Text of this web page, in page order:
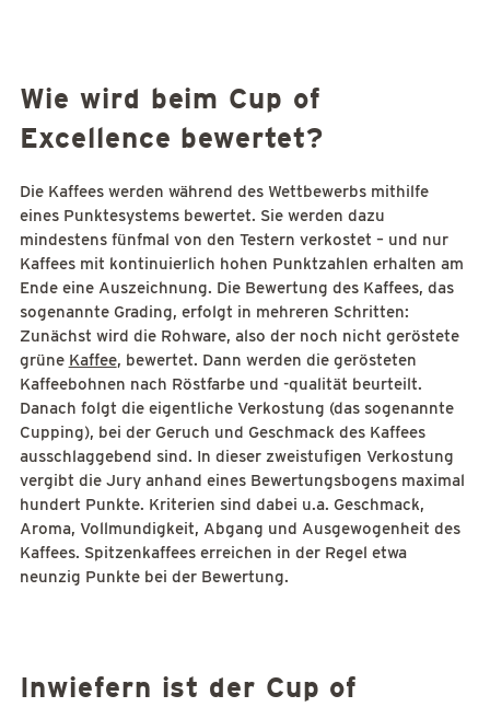
Wie wird beim Cup of
Excellence bewertet?
Die Kaffees werden während des Wettbewerbs mithilfe
eines Punktesystems bewertet. Sie werden dazu
mindestens fünfmal von den Testern verkostet – und nur
Kaffees mit kontinuierlich hohen Punktzahlen erhalten am
Ende eine Auszeichnung. Die Bewertung des Kaffees, das
sogenannte Grading, erfolgt in mehreren Schritten:
Zunächst wird die Rohware, also der noch nicht geröstete
grüne Kaffee, bewertet. Dann werden die gerösteten
Kaffeebohnen nach Röstfarbe und -qualität beurteilt.
Danach folgt die eigentliche Verkostung (das sogenannte
Cupping), bei der Geruch und Geschmack des Kaffees
ausschlaggebend sind. In dieser zweistufigen Verkostung
vergibt die Jury anhand eines Bewertungsbogens maximal
hundert Punkte. Kriterien sind dabei u.a. Geschmack,
Aroma, Vollmundigkeit, Abgang und Ausgewogenheit des
Kaffees. Spitzenkaffees erreichen in der Regel etwa
neunzig Punkte bei der Bewertung.
Inwiefern ist der Cup of